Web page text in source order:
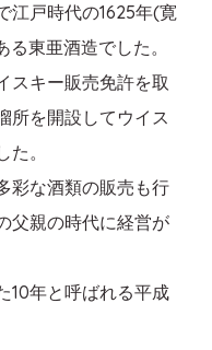
江戸時代の1625年(寛
東亜酒造でした。
スキー販売免許を取
所を開設してウイス
。
彩な酒類の販売も行
父親の時代に経営が
10年と呼ばれる平成